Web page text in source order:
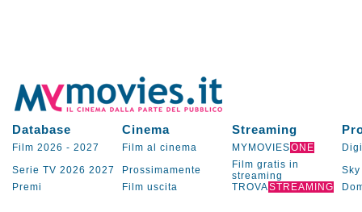
Database Cinema Streaming
Film 2026 - 2027 Film al cinema MYMOVIESONE
Serie TV 2026 2027 Prossimamente
Film gratis in
streaming
Sky
Premi
Film uscita TROVASTREAMING